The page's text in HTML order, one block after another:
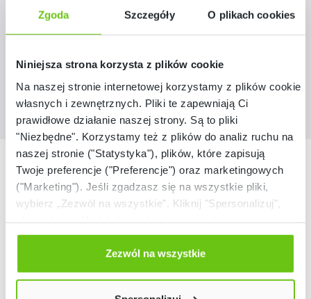
Zgoda Szczegóły O plikach cookies
Niniejsza strona korzysta z plików cookie
Na naszej stronie internetowej korzystamy z plików cookie:
własnych i zewnętrznych. Pliki te zapewniają Ci
prawidłowe działanie naszej strony. Są to pliki
"Niezbędne". Korzystamy też z plików do analiz ruchu na
naszej stronie ("Statystyka"), plików, które zapisują
Twoje preferencje ("Preferencje") oraz marketingowych
("Marketing"). Jeśli zgadzasz się na wszystkie pliki,
wybierz „Zezwól na wszystkie”. Kliknij "Spersonalizuj",
Odmów zgody poprzez przycisk „Odmowa”. Wtedy
użyjemy tylko plików niezbędnych dla naszej strony.
Twój wybór możesz zmienić przez kliknięcie przycisku w
Zezwól na wszystkie
45,90 zł
Nasze marki